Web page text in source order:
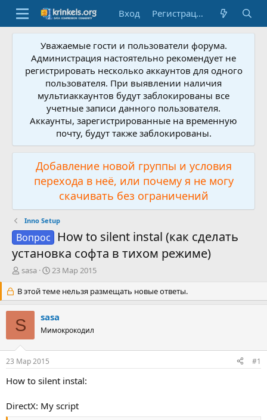
Вход Регистрация
Уважаемые гости и пользователи форума.
Администрация настоятельно рекомендует не
регистрировать несколько аккаунтов для одного
пользователя. При выявлении наличия
мультиаккаунтов будут заблокированы все
учетные записи данного пользователя.
Аккаунты, зарегистрированные на временную
почту, будут также заблокированы.
Добавление новой группы и условия
перехода в неё, или почему я не могу
скачивать без ограничений
Inno Setup
Вопрос
How to silent instal (как сделать
установка софта в тихом режиме)
А
т
о
р
т
е
м
sasa
Д
т
а
а
ч
а
23 Мар 2015
В этой теме нельзя размещать новые ответы.
S sasa
Мимокрокодил
23 Мар 2015 #1
How to silent instal:
DirectX: My script